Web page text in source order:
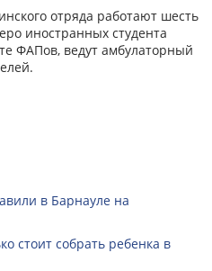
отряда работают шесть
иностранных студента
ФАПов, ведут амбулаторный
в Барнауле на
стоит собрать ребенка в